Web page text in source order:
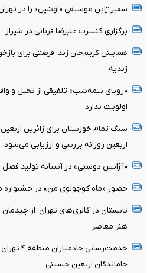
سفیر ژاپن موسیقی «اوشین» را در
برگزاری کنسرت علیرضا قربانی در شیراز
همایش کریم‌خان زند؛ فرصتی برای
زندیه
«رویای نیمه‌شب» تلفیقی از تخیل و
اولویت ندارد
سنگ تمام خوزستان برای زائرین
اربعین روزانه بررسی و ارزیابی می‌شود
«آژانس دوستی» در آستانه تولید
حضور «ماه کوچولوی من» در جشنواره
تابستان در گالری‌های تهران؛ از
هنر معاصر
خدمت‌رسانی
جاماندگان اربعین حسینی